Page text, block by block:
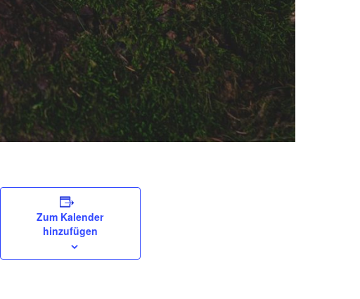
Zum Kalender
hinzufügen